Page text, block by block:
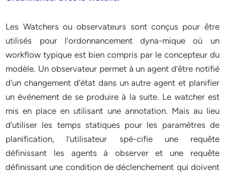
Les Watchers ou observateurs sont conçus pour être
utilisés pour l’ordonnancement dyna-mique où un
workflow typique est bien compris par le concepteur du
modèle. Un observateur permet à un agent d’être notifié
d’un changement d’état dans un autre agent et planifier
un événement de se produire à la suite. Le watcher est
mis en place en utilisant une annotation. Mais au lieu
d’utiliser les temps statiques pour les paramètres de
planification, l’utilisateur spé-cifie une requête
définissant les agents à observer et une requête
définissant une condition de déclenchement qui doivent